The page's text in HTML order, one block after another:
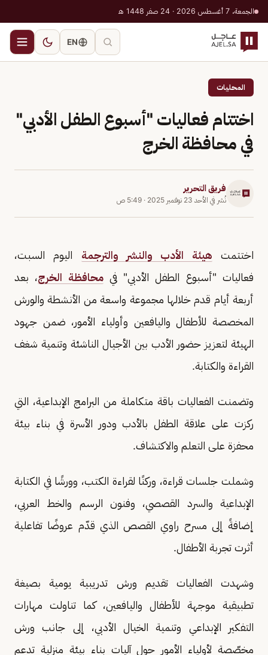
الجمعة، 7 أغسطس 2026 · 24 صفر 1448 هـ
EN
المحليات
اختتام فعاليات "أسبوع الطفل الأدبي"
في محافظة الخرج
فريق التحرير
نُشر في الأحد 23 نوفمبر 2025 · 5:49 ص
اختتمت هيئة الأدب والنشر والترجمة اليوم السبت،
فعاليات "أسبوع الطفل الأدبي" فيمحافظة الخرج، بعد
أربعة أيام قدم خلالها مجموعة واسعة من الأنشطة والورش
المخصصة للأطفال واليافعين وأولياء الأمور، ضمن جهود
الهيئة لتعزيز حضور الأدب بين الأجيال الناشئة وتنمية شغف
القراءة والكتابة.
وتضمنت الفعاليات باقة متكاملة من البرامج الإبداعية، التي
ركزت على علاقة الطفل بالأدب ودور الأسرة في بناء بيئة
محفزة على التعلم والاكتشاف.
وشملت جلسات قراءة، وركنًا لقراءة الكتب، وورشًا في الكتابة
الإبداعية والسرد القصصي، وفنون الرسم والخط العربي،
إضافةً إلى مسرح راوي القصص الذي قدّم عروضًا تفاعلية
أثرت تجربة الأطفال.
وشهدت الفعاليات تقديم ورش تدريبية يومية بصيغة
تطبيقية موجهة للأطفال واليافعين، كما تناولت مهارات
التفكير الإبداعي وتنمية الخيال الأدبي، إلى جانب ورش
مخصّصة لأولياء الأمور حول آليات بناء بيئة منزلية تدعم